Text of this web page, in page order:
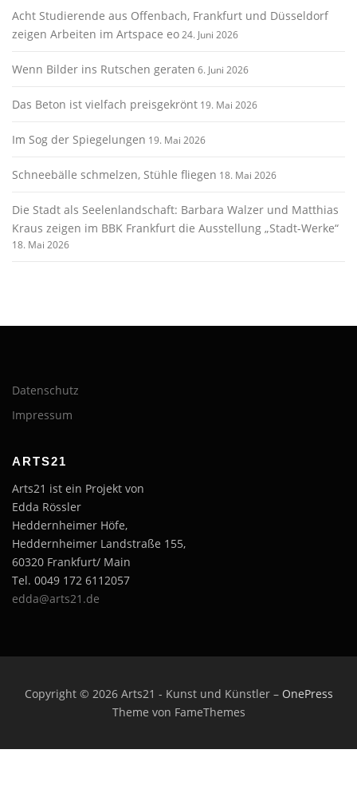
Acht Studierende aus Offenbach, Frankfurt und Düsseldorf
zeigen Arbeiten im Artspace eo24. Juni 2026
Wenn Bilder ins Rutschen geraten 6. Juni 2026
Das Beton ist vielfach preisgekrönt 19. Mai 2026
Im Sog der Spiegelungen 19. Mai 2026
Schneebälle schmelzen, Stühle fliegen 18. Mai 2026
Die Stadt als Seelenlandschaft: Barbara Walzer und Matthias
Kraus zeigen im BBK Frankfurt die Ausstellung „Stadt-Werke“
18. Mai 2026
Datenschutz
Impressum
ARTS21
Arts21 ist ein Projekt von
Edda Rössler
Heddernheimer Höfe,
Heddernheimer Landstraße 155,
60320 Frankfurt/ Main
Tel. 0049 172 6112057
edda@arts21.de
Copyright © 2026 Arts21 - Kunst und Künstler – OnePress
Theme von FameThemes